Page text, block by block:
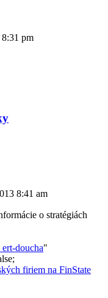
8:31 pm
8:41 am
o stratégiách
doucha"
firiem na FinState